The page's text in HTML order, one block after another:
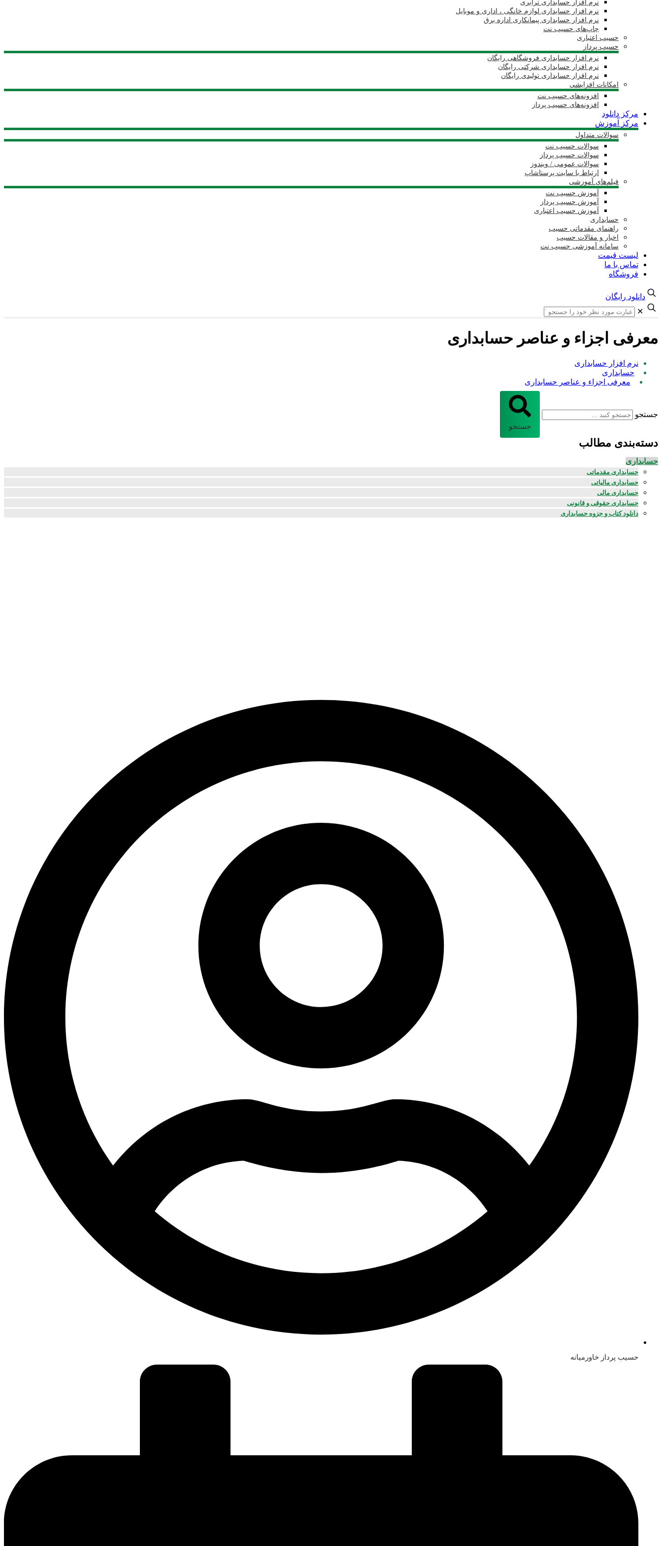
نرم افزار حسابداری ترابری
نرم افزار حسابداری لوازم خانگی ، اداری و موبایل
نرم افزار حسابداری پیمانکاری اداره برق
چاپ‌های حسیب نت
حسیب اعتباری
حسیب پرداز
نرم افزار حسابداری فروشگاهی رایگان
نرم افزار حسابداری شرکتی رایگان
نرم افزار حسابداری تولیدی رایگان
امکانات افزایشی
افزونه‌های حسیب نت
افزونه‌های حسیب پرداز
مرکز دانلود
مرکز آموزش
سوالات متداول
سوالات حسیب نت
سوالات حسیب پرداز
سوالات عمومی / ویندوز
ارتباط با سایت پرستاشاپ
فیلم‌های آموزشی
آموزش حسیب نت
آموزش حسیب پرداز
آموزش حسیب اعتباری
حسابداری
راهنمای مقدماتی حسیب
اخبار و مقالات حسیب
سامانه آموزشی حسیب نت
لیست قیمت
تماس با ما
فروشگاه
دانلود رایگان
✕
معرفی اجزاء و عناصر حسابداری
نرم افزار حسابداری
حسابداری
معرفی اجزاء و عناصر حسابداری
جستجو
جستجو
دسته‌بندی مطالب
حسابداری
حسابداری مقدماتی
حسابداری مالیاتی
حسابداری مالی
حسابداری حقوقی و قانونی
دانلود کتاب و جزوه حسابداری
حسیب پرداز خاورمیانه